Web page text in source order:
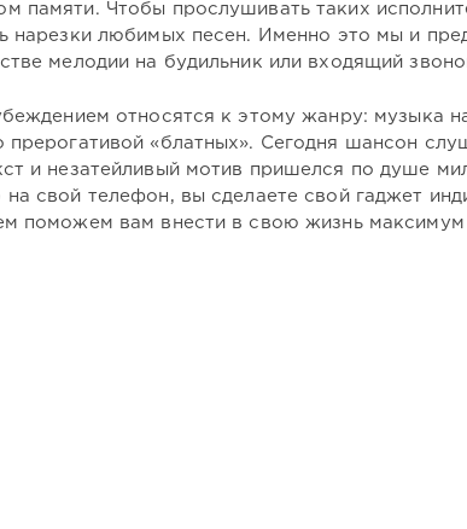
памяти. Чтобы прослушивать таких
нарезки любимых песен. Именно это мы и
мелодии на будильник или входящий
относятся к этому жанру: музыка
прерогативой «блатных». Сегодня шансон
и незатейливый мотив пришелся по душе
свой телефон, вы сделаете свой гаджет
поможем вам внести в свою жизнь максимум